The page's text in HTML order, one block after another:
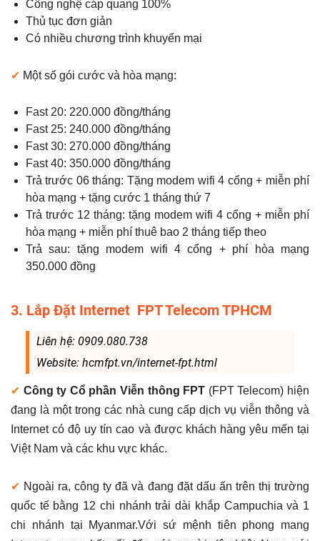
Công nghệ cáp quang 100%
Thủ tục đơn giản
Có nhiều chương trình khuyến mại
✔ Một số gói cước và hòa mạng:
Fast 20: 220.000 đồng/tháng
Fast 25: 240.000 đồng/tháng
Fast 30: 270.000 đồng/tháng
Fast 40: 350.000 đồng/tháng
Trả trước 06 tháng: Tặng modem wifi 4 cổng + miễn phí
hòa mạng + tặng cước 1 tháng thứ 7
Trả trước 12 tháng: tặng modem wifi 4 cổng + miễn phí
hòa mạng + miễn phí thuê bao 2 tháng tiếp theo
Trả sau: tặng modem wifi 4 cổng + phí hòa mạng
350.000 đồng
3. Lắp Đặt Internet FPT Telecom TPHCM
Liên hệ: 0909.080.738
Website: hcmfpt.vn/internet-fpt.html
✔ Công ty Cổ phần Viễn thông FPT (FPT Telecom) hiện
đang là một trong các nhà cung cấp dịch vụ viễn thông và
Internet có độ uy tín cao và được khách hàng yêu mến tại
Việt Nam và các khu vực khác.
✔ Ngoài ra, công ty đã và đang đặt dấu ấn trên thị trường
quốc tế bằng 12 chi nhánh trải dài khắp Campuchia và 1
chi nhánh tại Myanmar.Với sứ mệnh tiên phong mang